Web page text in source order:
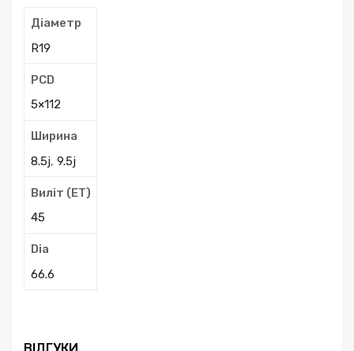
Діаметр
R19
PCD
5×112
Ширина
8.5j, 9.5j
Виліт (ЕТ)
45
Dia
66.6